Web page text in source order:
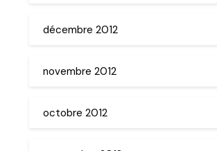
décembre 2012
novembre 2012
octobre 2012